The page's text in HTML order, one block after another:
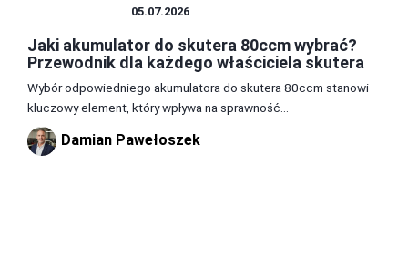
05.07.2026
Jaki akumulator do skutera 80ccm wybrać?
Przewodnik dla każdego właściciela skutera
Wybór odpowiedniego akumulatora do skutera 80ccm stanowi
kluczowy element, który wpływa na sprawność...
Damian Pawełoszek